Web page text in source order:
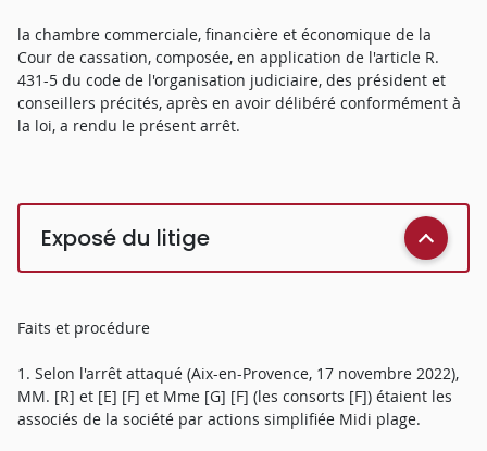
la chambre commerciale, financière et économique de la
Cour de cassation, composée, en application de l'article R.
431-5 du code de l'organisation judiciaire, des président et
conseillers précités, après en avoir délibéré conformément à
la loi, a rendu le présent arrêt.
Exposé du litige
Faits et procédure
1. Selon l'arrêt attaqué (Aix-en-Provence, 17 novembre 2022),
MM. [R] et [E] [F] et Mme [G] [F] (les consorts [F]) étaient les
associés de la société par actions simplifiée Midi plage.